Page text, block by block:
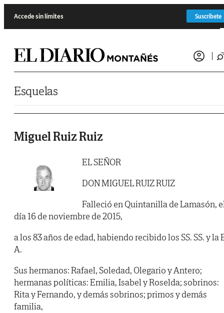
Accede sin límites Suscríbete
Esquelas
Miguel Ruiz Ruiz
EL SEÑOR
DON MIGUEL RUIZ RUIZ
Falleció en Quintanilla de Lamasón,
día 16 de noviembre de 2015,
a los 83 años de edad, habiendo recibido los SS. SS. y la
A.
Sus hermanos: Rafael, Soledad, Olegario y Antero;
hermanas políticas: Emilia, Isabel y Roselda; sobrinos:
Rita y Fernando, y demás sobrinos; primos y demás
familia,